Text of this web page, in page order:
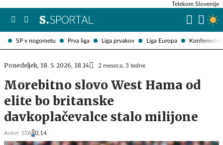
SP v nogometu Prva liga Liga prvakov Liga Europa
Telekom Slovenije
Ponedeljek, 18. 5. 2026, 18.14 2 meseca, 3 tedne
Morebitno slovo West Hama od
elite bo britanske
davkoplačevalce stalo milijone
Avtor: STA 0,14